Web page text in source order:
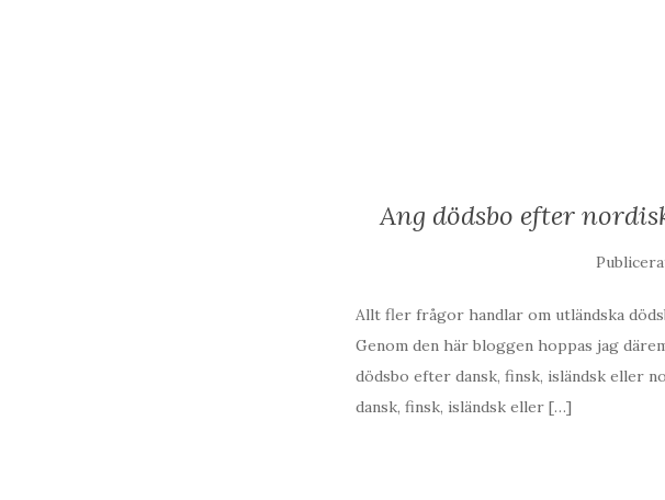
Ang dödsbo efter
Allt fler frågor handlar om utländska
Genom den här bloggen hoppas jag
dödsbo efter dansk, finsk, isländsk eller
dansk, finsk, isländsk eller […]